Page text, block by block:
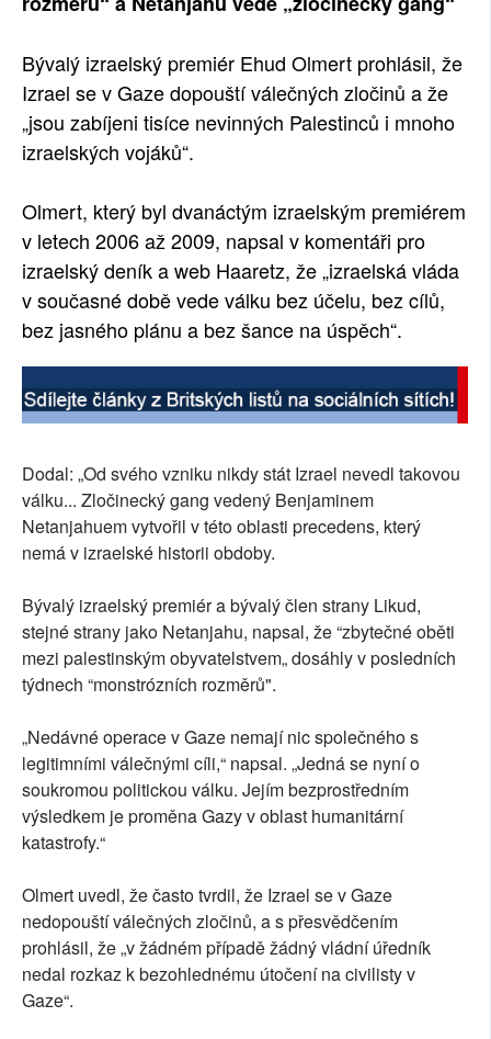
Bývalý izraelský premiér Ehud Olmert prohlásil, že
Izrael se v Gaze dopouští válečných zločinů a že
„jsou zabíjeni tisíce nevinných Palestinců i mnoho
izraelských vojáků“.
Olmert, který byl dvanáctým izraelským premiérem
v letech 2006 až 2009, napsal v komentáři pro
izraelský deník a web Haaretz, že „izraelská vláda
v současné době vede válku bez účelu, bez cílů,
bez jasného plánu a bez šance na úspěch“.
Dodal: „Od svého vzniku nikdy stát Izrael nevedl takovou
válku... Zločinecký gang vedený Benjaminem
Netanjahuem vytvořil v této oblasti precedens, který
nemá v izraelské historii obdoby.
Bývalý izraelský premiér a bývalý člen strany Likud,
stejné strany jako Netanjahu, napsal, že “zbytečné oběti
mezi palestinským obyvatelstvem„ dosáhly v posledních
týdnech “monstrózních rozměrů".
„Nedávné operace v Gaze nemají nic společného s
legitimními válečnými cíli,“ napsal. „Jedná se nyní o
soukromou politickou válku. Jejím bezprostředním
výsledkem je proměna Gazy v oblast humanitární
katastrofy.“
Olmert uvedl, že často tvrdil, že Izrael se v Gaze
nedopouští válečných zločinů, a s přesvědčením
prohlásil, že „v žádném případě žádný vládní úředník
nedal rozkaz k bezohlednému útočení na civilisty v
Gaze“.